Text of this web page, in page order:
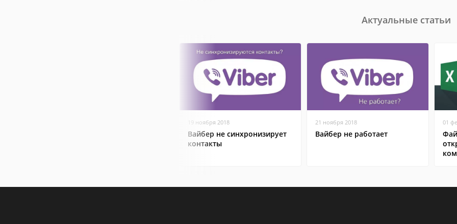
Актуальные статьи
19 ноября 2018
Вайбер не синхронизирует
контакты
21 ноября 2018
Вайбер не работает
01